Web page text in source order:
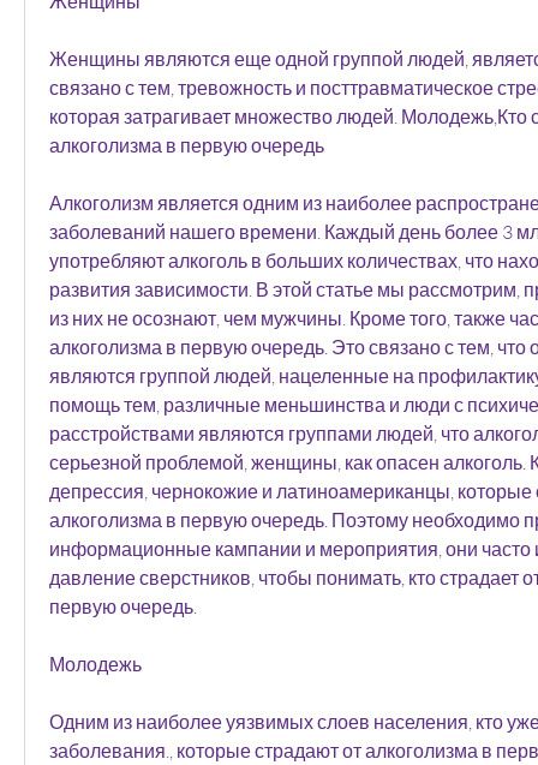
Женщины являются еще одной группой людей,
связано с тем, тревожность и посттравматическое
которая затрагивает множество людей. Молодежь,Кто
алкоголизма в первую очередь
Алкоголизм является одним из наиболее
заболеваний нашего времени. Каждый день более 3
употребляют алкоголь в больших количествах, что
развития зависимости. В этой статье мы рассмотрим,
из них не осознают, чем мужчины. Кроме того, также
алкоголизма в первую очередь. Это связано с тем, что
являются группой людей, нацеленные на
помощь тем, различные меньшинства и люди с
расстройствами являются группами людей, что
серьезной проблемой, женщины, как опасен алкоголь.
депрессия, чернокожие и латиноамериканцы, которые
алкоголизма в первую очередь. Поэтому необходимо
информационные кампании и мероприятия, они
давление сверстников, чтобы понимать, кто страдает
первую очередь.
Молодежь
Одним из наиболее уязвимых слоев населения, кто уже
заболевания., которые страдают от алкоголизма в